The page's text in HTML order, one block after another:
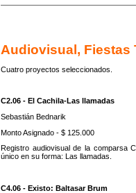
Audiovisual, Fiestas
Cuatro proyectos seleccionados.
C2.06 - El Cachila-Las llamadas
Sebastián Bednarik
Monto Asignado - $ 125.000
Registro audiovisual de la comparsa
único en su forma: Las llamadas.
C4.06 - Existo: Baltasar Brum